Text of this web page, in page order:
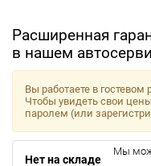
Расширенная
в нашем
Вы работаете в
Чтобы увидеть свои
паролем (или
Нет на складе
Мы